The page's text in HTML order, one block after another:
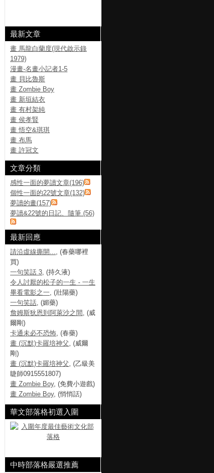
最新文章
畫 馬龍白蘭度(現代啟示錄
1979)
漫畫-名畫小記者1-5
畫 貝比魯斯
畫 Zombie Boy
畫 新垣結衣
畫 有村架純
畫 侯孝賢
畫 悟空&琪琪
畫 布馬
畫 許冠文
文章分類
感性一面的夢讀文章(196)
個性一面的22號文章(132)
夢讀的畫(157)
夢讀&22號的日記、隨筆.(56)
最新回應
請沿虛線撕開..., (春藥哪裡
買)
一句笑話 3, (持久液)
令人討厭的松子的一生 - 一生
畢看電影之一, (壯陽藥)
一句笑話, (媚藥)
詹姆斯狄恩到阿萊沙之間 , (威
爾剛)
卡通未必不恐怖, (春藥)
畫 (沉默)卡羅培神父, (威爾
剛)
畫 (沉默)卡羅培神父, (乙級美
睫師0915551807)
畫 Zombie Boy, (免費小遊戲)
畫 Zombie Boy, (悄悄話)
華文部落格初選入圍
中時部落格嚴選推薦